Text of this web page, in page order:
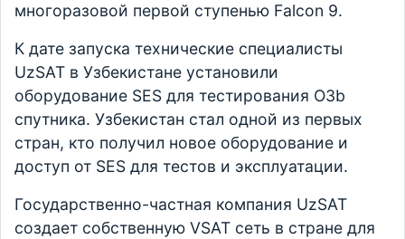
многоразовой первой ступенью Falcon 9.
К дате запуска технические специалисты
UzSAT в Узбекистане установили
оборудование SES для тестирования O3b
спутника. Узбекистан стал одной из первых
стран, кто получил новое оборудование и
доступ от SES для тестов и эксплуатации.
Государственно-частная компания UzSAT
создает собственную VSAT сеть в стране для